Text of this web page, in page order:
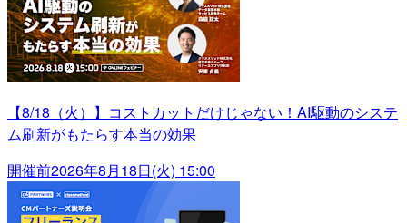
【8/18（火）】コストカットだけじゃない！AI駆動のシステ
ム刷新がもたらす本当の効果
開催前2026年8月18日(火) 15:00